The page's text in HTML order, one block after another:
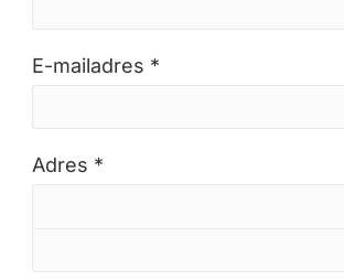
E-mailadres *
Adres *